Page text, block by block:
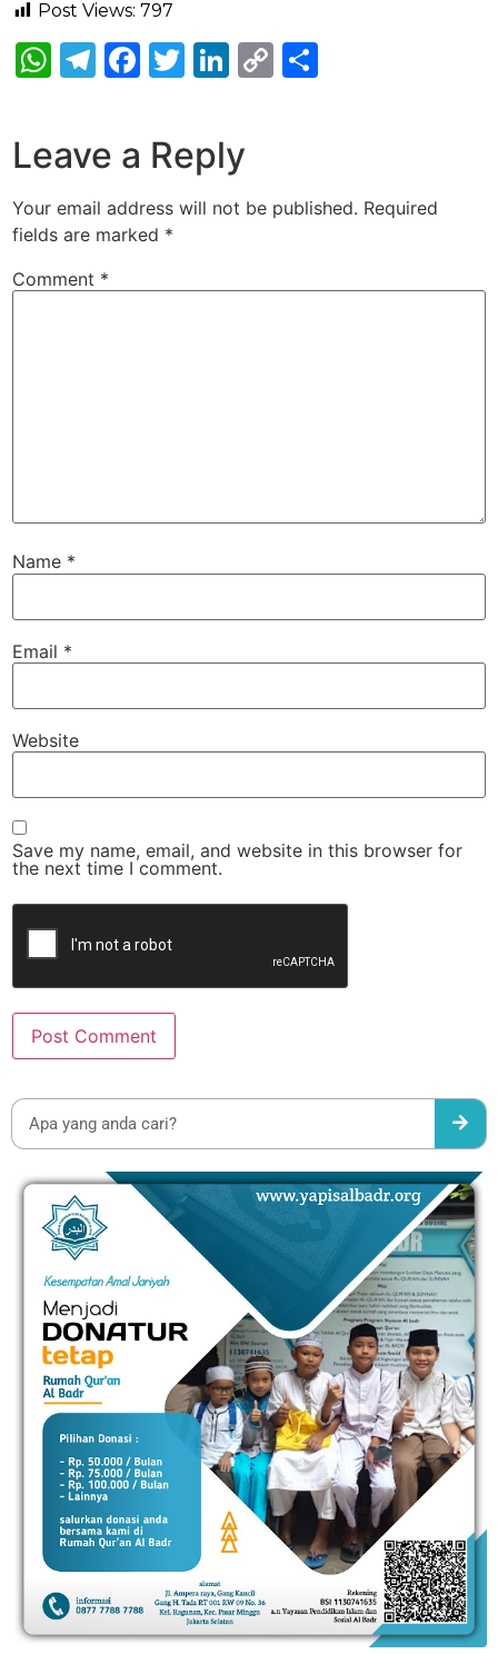
Post Views: 797
WhatsApp
Telegram
Facebook
Twitter
LinkedIn
Copy
Leave a Reply
Your email address will not be published. Required
fields are marked *
Comment *
Name *
Email *
Website
Save my name, email, and website in this browser for
the next time I comment.